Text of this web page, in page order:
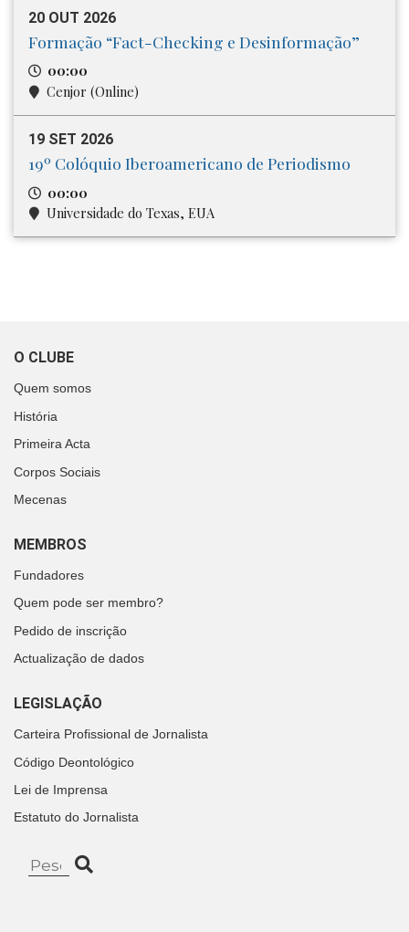
20 OUT 2026
Formação “Fact-Checking e Desinformação”
00:00
Cenjor (Online)
19 SET 2026
19º Colóquio Iberoamericano de Periodismo
00:00
Universidade do Texas, EUA
O CLUBE
Quem somos
História
Primeira Acta
Corpos Sociais
Mecenas
MEMBROS
Fundadores
Quem pode ser membro?
Pedido de inscrição
Actualização de dados
LEGISLAÇÃO
Carteira Profissional de Jornalista
Código Deontológico
Lei de Imprensa
Estatuto do Jornalista